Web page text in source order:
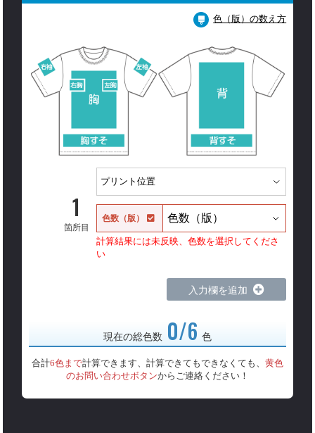
色（版）の数え方
1
箇所目
色数（版）
計算結果には未反映、色数を選択してくださ
い
入力欄を追加
現在の総色数 0/6 色
合計6色まで計算できます、計算できてもできなくても、 黄色
のお問い合わせボタンからご連絡ください！